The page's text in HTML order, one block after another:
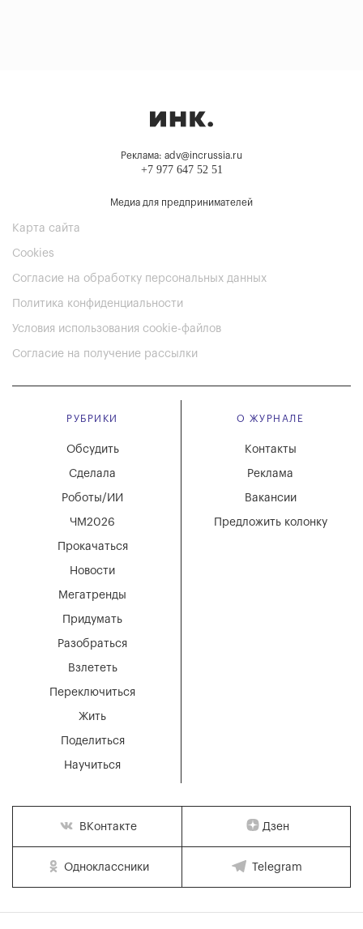
Реклама: adv@incrussia.ru
+7 977 647 52 51
Медиа для предпринимателей
Карта сайта
Cookies
Согласие на обработку персональных данных
Политика конфиденциальности
Условия использования cookie-файлов
Согласие на получение рассылки
РУБРИКИ
Мегатренды
Придумать
Разобраться
Взлететь
Новости
Переключиться
Жить
Поделиться
Научиться
Обсудить
Сделала
Роботы/ИИ
ЧМ2026
Прокачаться
О ЖУРНАЛЕ
Вакансии
Реклама
Контакты
Предложить колонку
ВКонтакте Дзен
Одноклассники Telegram